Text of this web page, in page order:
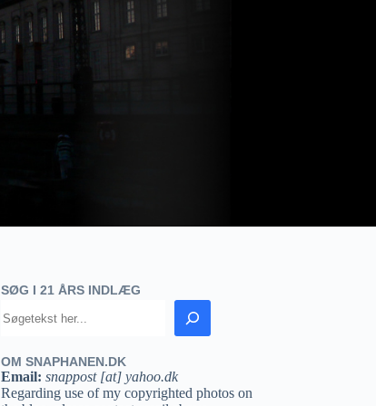
SØG I 21 ÅRS INDLÆG
OM SNAPHANEN.DK
Email: snappost [at] yahoo.dk
Regarding use of my copyrighted photos on